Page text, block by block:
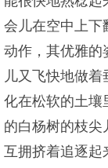
会儿在空中上下
动作，其优雅的
儿又飞快地做
化在松软的土壤
的白杨树的枝尖
互拥挤着追逐起